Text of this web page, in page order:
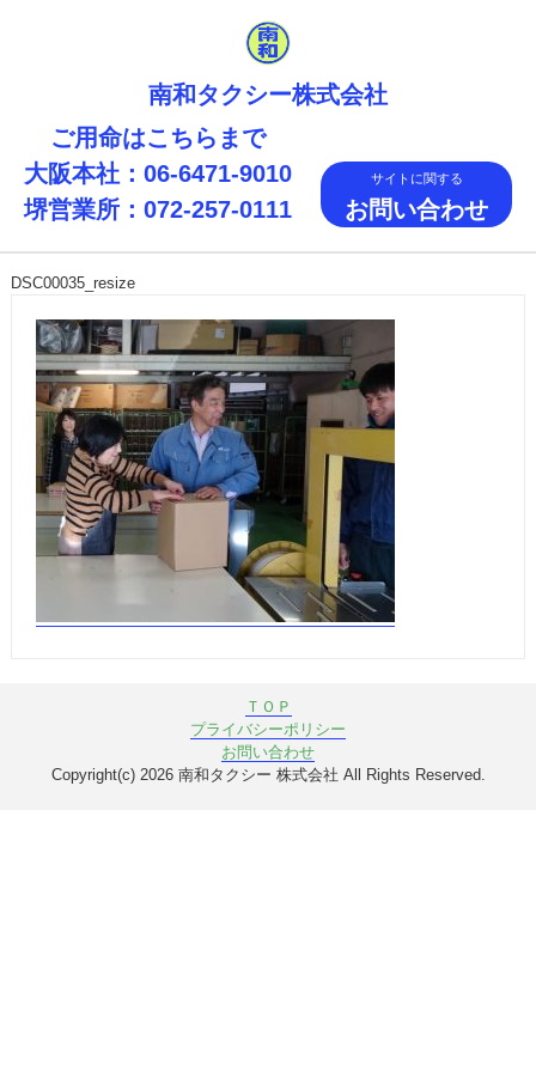
南和タクシー株式会社
ご用命はこちらまで
大阪本社：06-6471-9010
堺営業所：072-257-0111
サイトに関する
お問い合わせ
MENU
DSC00035_resize
ＴＯＰ
プライバシーポリシー
お問い合わせ
Copyright(c) 2026 南和タクシー 株式会社 All Rights Reserved.